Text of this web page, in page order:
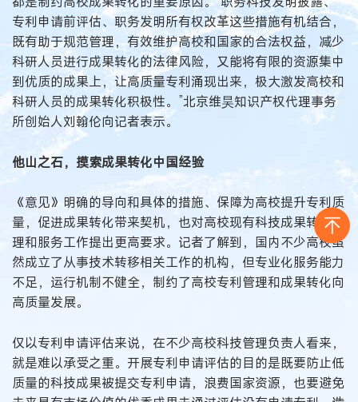
专利申请前评估、职务发明所有权改革这些措施有机结合，
既有助于规范管理，有效维护高校和国家的合法权益，减少
科研人员进行成果转化的法律风险，又能将有限的资源集中
到优质的成果上，让高质量专利涌现出来，极大激发高校和
科研人员的成果转化积极性。”北京维昊知识产权代理事务
所创始人刘翰伦向记者表示。
他山之石，摸索成果转化中国经验
《意见》明确的导向和具体的措施、保障为高校提升专利质
量，促进成果转化带来契机，也对高校现有科技成果转化管
理和服务工作提出更高要求。记者了解到，国内不少高校虽
然成立了从事技术转移相关工作的机构，但专业化服务能力
不足，运行机制不健全，制约了高校专利管理和成果转化向
高质量发展。
仅以专利申请评估来说，在不少高校科技管理负责人看来，
就是难以承受之重。开展专利申请评估的目的是既要防止低
质量的科技成果被提交专利申请，浪费国家资源，也要避免